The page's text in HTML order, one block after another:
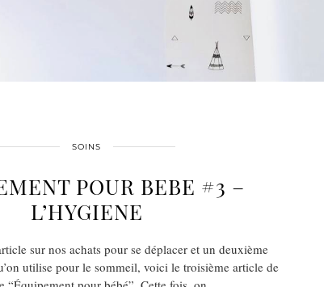
SOINS
POUR BEBE #3 –
L’HYGIENE
sur nos achats pour se déplacer et un deuxième
utilise pour le sommeil, voici le troisième article de